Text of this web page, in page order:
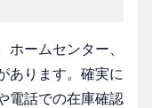
ームセンター、
あります。確実に
電話での在庫確認